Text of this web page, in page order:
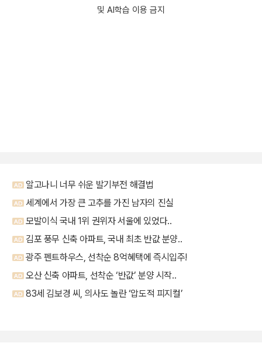
및 AI학습 이용 금지